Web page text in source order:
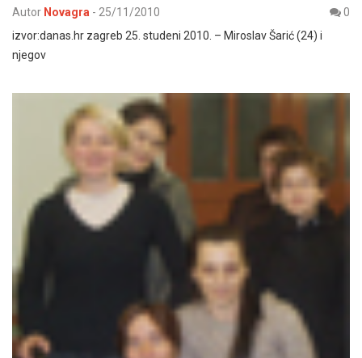
Autor Novagra - 25/11/2010
0
izvor:danas.hr zagreb 25. studeni 2010. – Miroslav Šarić (24) i
njegov